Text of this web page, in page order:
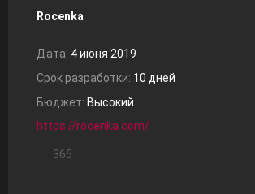
Rocenka
Дата: 4 июня 2019
Срок разработки: 10 дней
Бюджет: Высокий
https://rocenka.com/
365